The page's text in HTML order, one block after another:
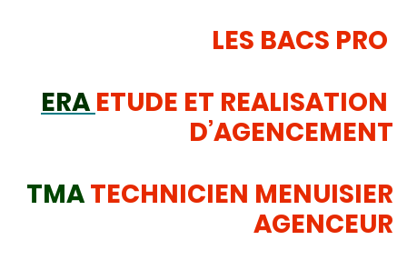
LES BACS PRO
ERA ETUDE ET REALISATION
D’AGENCEMENT
TMATECHNICIEN MENUISIER
AGENCEUR